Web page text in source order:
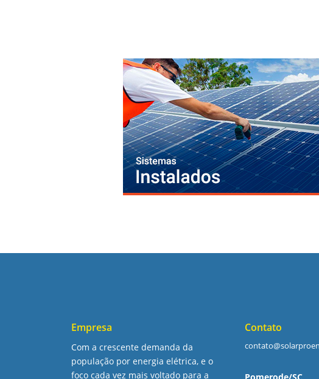
Empresa
Com a crescente demanda da
população por energia elétrica, e o
foco cada vez mais voltado para a
Contato
Pomerode/SC